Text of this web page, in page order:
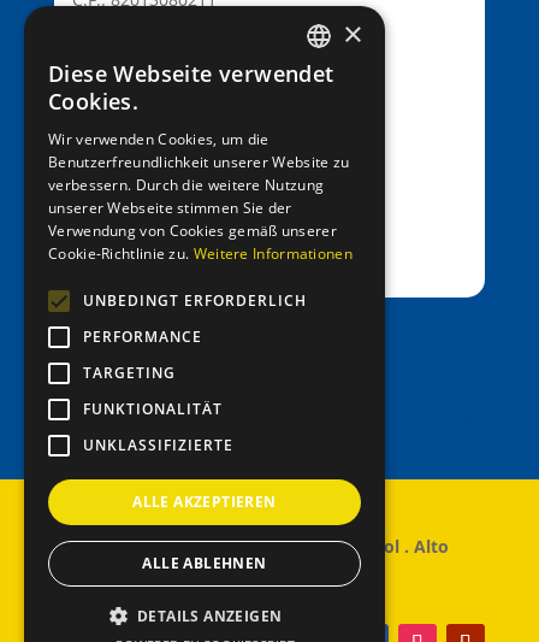
Fil.: Rennweg 42, 39012 Meran/o
IBAN: IT39C0811258591000303200680
SWIFT-BIC: RZSBIT21101
office@entenrennen.it
© 2024 – Copyright Entenrennen Südtirol . Alto
Adige
GERMAN
×
Diese Webseite verwendet
Cookies.
Wir verwenden Cookies, um die
Benutzerfreundlichkeit unserer Website zu
verbessern. Durch die weitere Nutzung
unserer Webseite stimmen Sie der
Verwendung von Cookies gemäß unserer
Cookie-Richtlinie zu. Weitere Informationen
UNBEDINGT ERFORDERLICH
PERFORMANCE
TARGETING
FUNKTIONALITÄT
UNKLASSIFIZIERTE
ALLE AKZEPTIEREN
ALLE ABLEHNEN
DETAILS ANZEIGEN